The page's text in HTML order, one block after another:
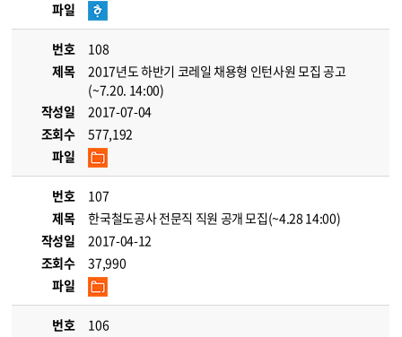
파일
번호
108
제목
2017년도 하반기 코레일 채용형 인턴사원 모집 공고
(~7.20. 14:00)
작성일
2017-07-04
조회수
577,192
파일
번호
107
제목
한국철도공사 전문직 직원 공개 모집(~4.28 14:00)
작성일
2017-04-12
조회수
37,990
파일
번호
106